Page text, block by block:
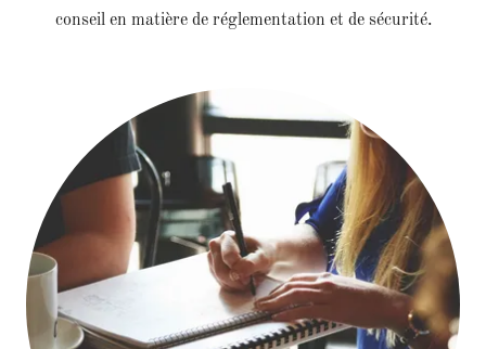
conseil en matière de réglementation et de sécurité.